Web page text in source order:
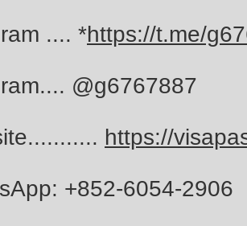
.... *https://t.me/
@g6767887
https://
+852-6054-2906